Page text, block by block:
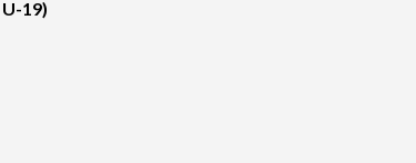
19)